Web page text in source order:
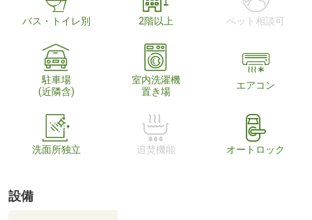
バス・トイレ別 2階以上 ペット相談可
駐車場
(近隣含)
室内洗濯機
置き場
エアコン
洗面所独立 追焚機能 オートロック
設備